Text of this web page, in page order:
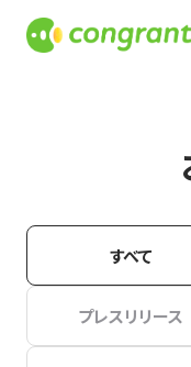
すべて
プレスリリース